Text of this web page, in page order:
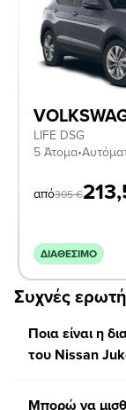
LIFE DSG
5 Άτομα•
από305€
ΔΙΑΘΈΣΙΜΟ
Συχνές
Ποια είναι η
του Nissan
Μπορώ να